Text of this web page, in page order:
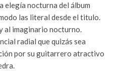
elegía nocturna del álbum
las literal desde el titulo.
al imaginario nocturno.
radial que quizás sea
por su guitarrero atractivo